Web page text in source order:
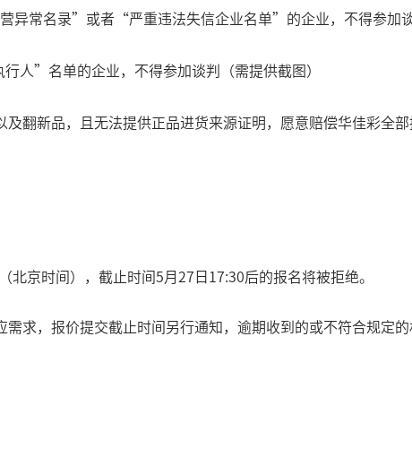
异常名录”或者“严重违法失信企业名单”的企业，不得参加谈
人”名单的企业，不得参加谈判（需提供截图）
翻新品，且无法提供正品进货来源证明，愿意赔偿华佳彩全
京时间），截止时间5月27日17:30后的报名将被拒绝。
求，报价提交截止时间另行通知，逾期收到的或不符合规定的